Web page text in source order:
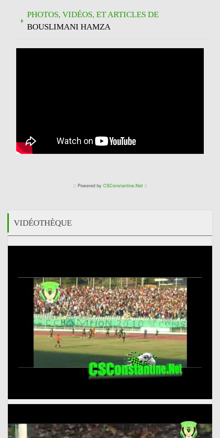
PHOTOS, VIDÉOS, ET ARTICLES DE
BOUSLIMANI HAMZA
:: Powered by CSConstantine.Net::
VIDÉOTHÈQUE